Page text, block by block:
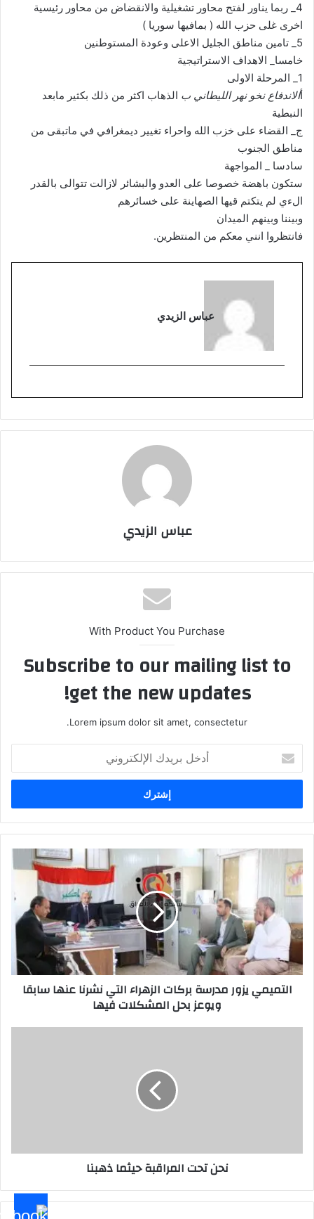
4_ ربما يناور لفتح محاور تشغيلية والانقضاض من محاور رئيسية
اخرى غلى حزب الله ( بمافيها سوريا )
5_ تامين مناطق الجليل الاعلى وعودة المستوطنين
خامسا_ الاهداف الاستراتيجية
1_ المرحلة الاولى
أالاندفاع نخو نهر الليطاني ب الذهاب اكثر من ذلك بكثير مابعد
النبطية
ج_ القضاء على خزب الله واحراء تغيير ديمغرافي في ماتبقى من
مناطق الجنوب
سادسا _ المواجهة
ستكون باهضة خصوصا على العدو والبشائر لازالت تتوالى بالقدر
الءي لم يتكتم قيها الصهاينة على خسائرهم
وبيننا وبينهم الميدان
فانتظروا انني معكم من المنتظرين.
عباس الزيدي
عباس الزيدي
With Product You Purchase
Subscribe to our mailing list to
get the new updates!
Lorem ipsum dolor sit amet, consectetur.
بريدك
الإلكتروني
يزور
مدرسة
بركات
الزهراء
التي
نشرنا
عنها
سابقا
ويوعز
التميمي يزور مدرسة بركات الزهراء التي نشرنا عنها سابقا
ويوعز بحل المشكلات فيها
نحن تحت المراقبة حيثما ذهبنا